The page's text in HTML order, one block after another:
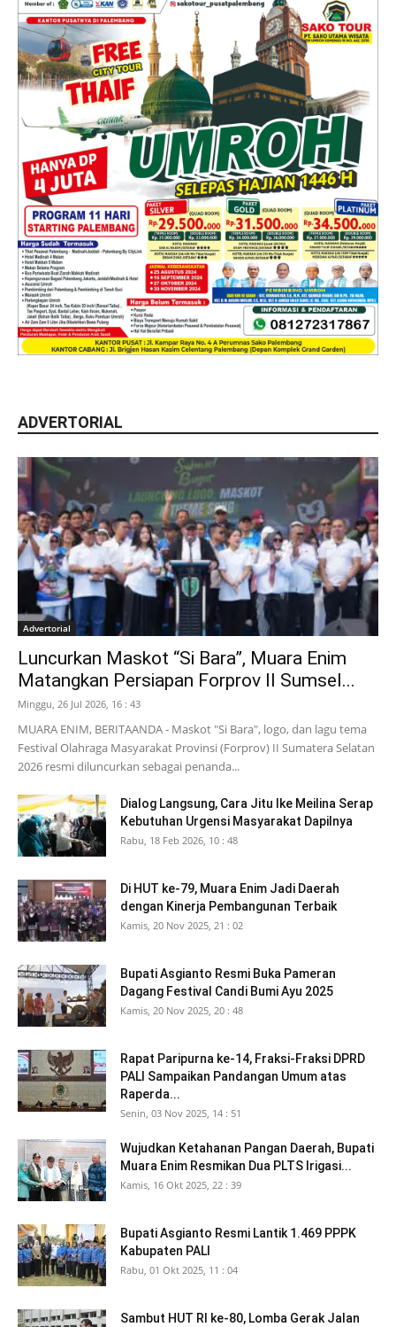
ADVERTORIAL
Advertorial
Luncurkan Maskot “Si Bara”, Muara Enim
Matangkan Persiapan Forprov II Sumsel...
Minggu, 26 Jul 2026, 16 : 43
MUARA ENIM, BERITAANDA - Maskot "Si Bara", logo, dan lagu tema
Festival Olahraga Masyarakat Provinsi (Forprov) II Sumatera Selatan
2026 resmi diluncurkan sebagai penanda...
Dialog Langsung, Cara Jitu Ike Meilina Serap
Kebutuhan Urgensi Masyarakat Dapilnya
Rabu, 18 Feb 2026, 10 : 48
Di HUT ke-79, Muara Enim Jadi Daerah
dengan Kinerja Pembangunan Terbaik
Kamis, 20 Nov 2025, 21 : 02
Bupati Asgianto Resmi Buka Pameran
Dagang Festival Candi Bumi Ayu 2025
Kamis, 20 Nov 2025, 20 : 48
Rapat Paripurna ke-14, Fraksi-Fraksi DPRD
PALI Sampaikan Pandangan Umum atas
Raperda...
Senin, 03 Nov 2025, 14 : 51
Wujudkan Ketahanan Pangan Daerah, Bupati
Muara Enim Resmikan Dua PLTS Irigasi...
Kamis, 16 Okt 2025, 22 : 39
Bupati Asgianto Resmi Lantik 1.469 PPPK
Kabupaten PALI
Rabu, 01 Okt 2025, 11 : 04
Sambut HUT RI ke-80, Lomba Gerak Jalan